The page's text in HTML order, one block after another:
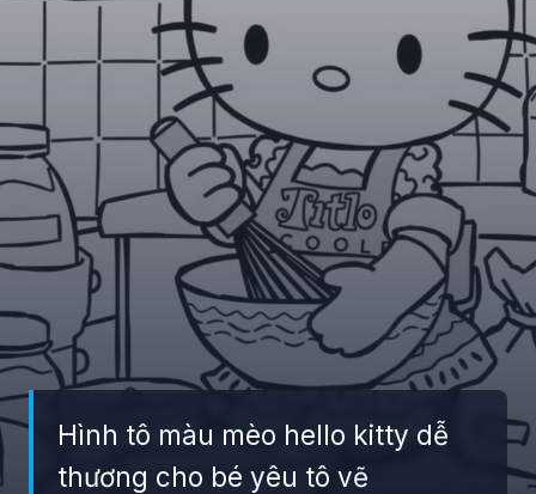
Hình tô màu mèo hello kitty dễ
thương cho bé yêu tô vẽ